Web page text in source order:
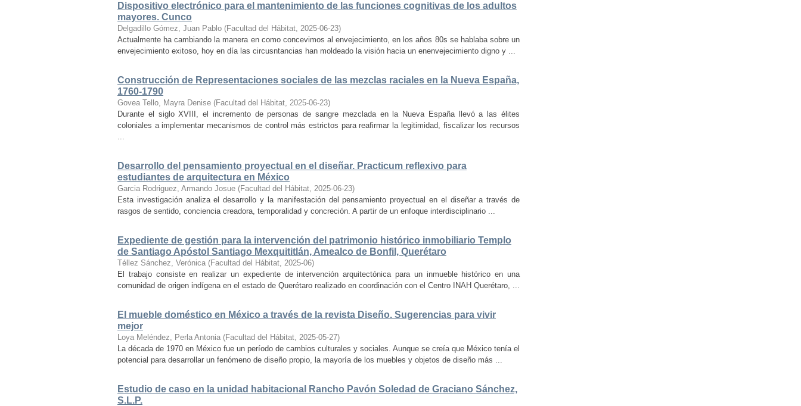
Dispositivo electrónico para el mantenimiento de las funciones cognitivas de los adultos
mayores. Cunco
Delgadillo Gómez, Juan Pablo (Facultad del Hábitat, 2025-06-23)
Actualmente ha cambiando la manera en como concevimos al envejecimiento, en los años 80s se hablaba sobre un
envejecimiento exitoso, hoy en día las circusntancias han moldeado la visión hacia un enenvejecimiento digno y ...
Construcción de Representaciones sociales de las mezclas raciales en la Nueva España,
1760-1790
Govea Tello, Mayra Denise (Facultad del Hábitat, 2025-06-23)
Durante el siglo XVIII, el incremento de personas de sangre mezclada en la Nueva España llevó a las élites
coloniales a implementar mecanismos de control más estrictos para reafirmar la legitimidad, fiscalizar los recursos
...
Desarrollo del pensamiento proyectual en el diseñar. Practicum reflexivo para
estudiantes de arquitectura en México
Garcia Rodriguez, Armando Josue (Facultad del Hábitat, 2025-06-23)
Esta investigación analiza el desarrollo y la manifestación del pensamiento proyectual en el diseñar a través de
rasgos de sentido, conciencia creadora, temporalidad y concreción. A partir de un enfoque interdisciplinario ...
Expediente de gestión para la intervención del patrimonio histórico inmobiliario Templo
de Santiago Apóstol Santiago Mexquititlán, Amealco de Bonfil, Querétaro
Téllez Sánchez, Verónica (Facultad del Hábitat, 2025-06)
El trabajo consiste en realizar un expediente de intervención arquitectónica para un inmueble histórico en una
comunidad de origen indígena en el estado de Querétaro realizado en coordinación con el Centro INAH Querétaro, ...
El mueble doméstico en México a través de la revista Diseño. Sugerencias para vivir
mejor
Loya Meléndez, Perla Antonia (Facultad del Hábitat, 2025-05-27)
La década de 1970 en México fue un período de cambios culturales y sociales. Aunque se creía que México tenía el
potencial para desarrollar un fenómeno de diseño propio, la mayoría de los muebles y objetos de diseño más ...
Estudio de caso en la unidad habitacional Rancho Pavón Soledad de Graciano Sánchez,
S.L.P.